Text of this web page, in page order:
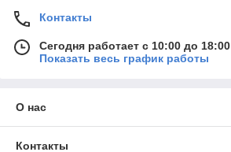
Контакты
Сегодня работает с 10:00 до 18:00
Показать весь график работы
О нас
Контакты